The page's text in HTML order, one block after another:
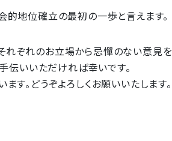
的地位確立の最初の一歩と言えます。
れぞれのお立場から忌憚のない意見を
伝いいただければ幸いです。
。どうぞよろしくお願いいたします。